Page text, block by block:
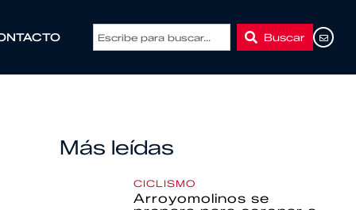
Buscar
Más leídas
CICLISMO
Arroyomolinos se